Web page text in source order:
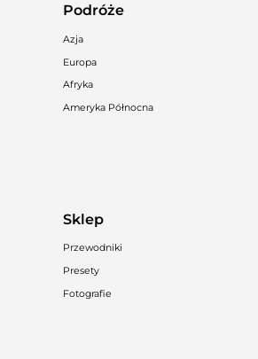
Podróże
Azja
Europa
Afryka
Ameryka Północna
Sklep
Przewodniki
Presety
Fotografie